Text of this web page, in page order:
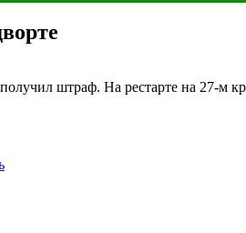
штраф. На рестарте на 27-м